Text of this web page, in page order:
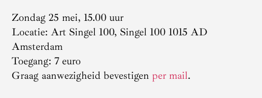
Zondag 25 mei, 15.00 uur
Locatie: Art Singel 100, Singel 100 1015 AD
Amsterdam
Toegang: 7 euro
Graag aanwezigheid bevestigen per mail.